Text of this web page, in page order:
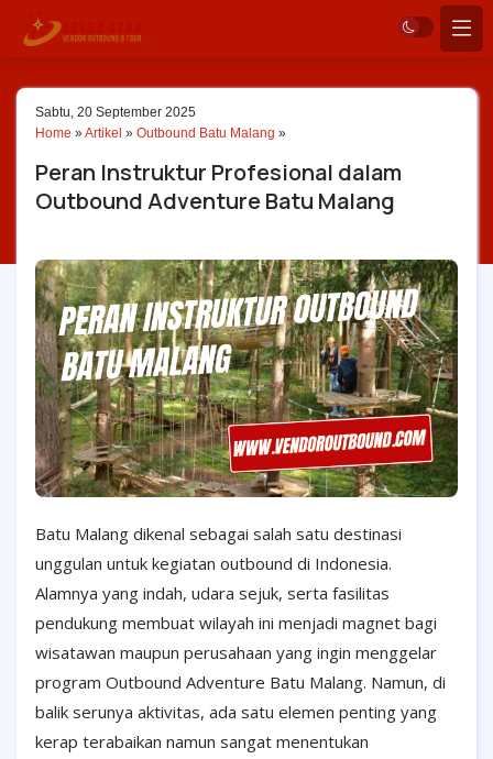
Sabtu, 20 September 2025
Home »Artikel » Outbound Batu Malang »
Peran Instruktur Profesional dalam
Outbound Adventure Batu Malang
Batu Malang dikenal sebagai salah satu destinasi
unggulan untuk kegiatan outbound di Indonesia.
Alamnya yang indah, udara sejuk, serta fasilitas
pendukung membuat wilayah ini menjadi magnet bagi
wisatawan maupun perusahaan yang ingin menggelar
program Outbound Adventure Batu Malang. Namun, di
balik serunya aktivitas, ada satu elemen penting yang
kerap terabaikan namun sangat menentukan